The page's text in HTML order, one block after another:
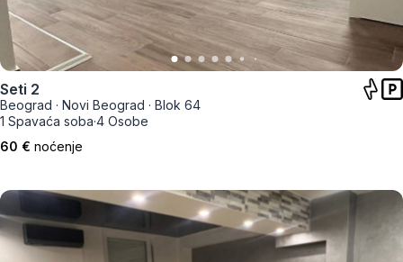
Seti 2
Beograd · Novi Beograd · Blok 64
1 Spavaća soba·4 Osobe
60 € noćenje